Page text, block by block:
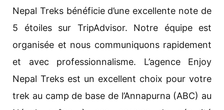
Nepal Treks bénéficie d’une excellente note de
5 étoiles sur TripAdvisor. Notre équipe est
organisée et nous communiquons rapidement
et avec professionnalisme. L’agence Enjoy
Nepal Treks est un excellent choix pour votre
trek au camp de base de l’Annapurna (ABC) au